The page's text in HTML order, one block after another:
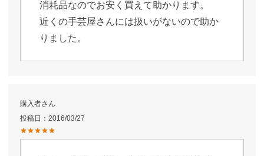
消耗品なのでお安く買えて助かります。
近くの手芸屋さんには扱いがないので助か
りました。
購入者
投稿日
2016/03/27